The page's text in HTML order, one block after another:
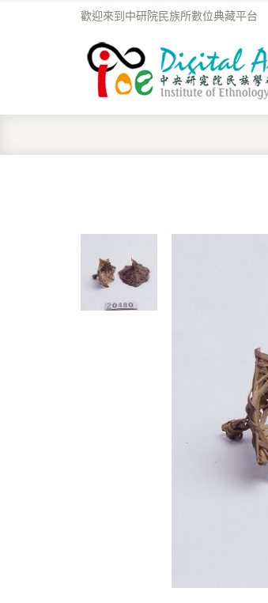
歡迎來到中研院民族所數位典藏平台